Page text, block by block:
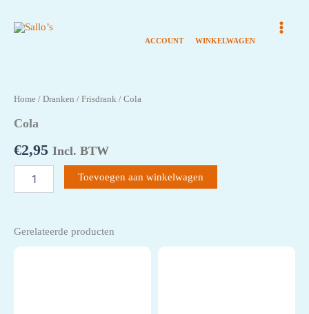
naar
Home / Dranken / Frisdrank / Cola
Cola
€2,95 Incl. BTW
aantal
Toevoegen aan winkelwagen
Gerelateerde producten